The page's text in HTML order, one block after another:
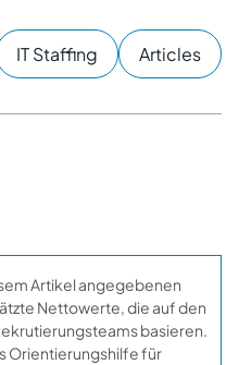
IT Staffing Articles
Artikel angegebenen
Nettowerte, die auf den
basieren.
Orientierungshilfe für